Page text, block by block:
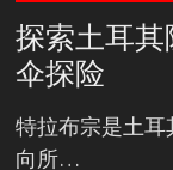
探索土耳
伞探险
特拉布宗是土
向所…